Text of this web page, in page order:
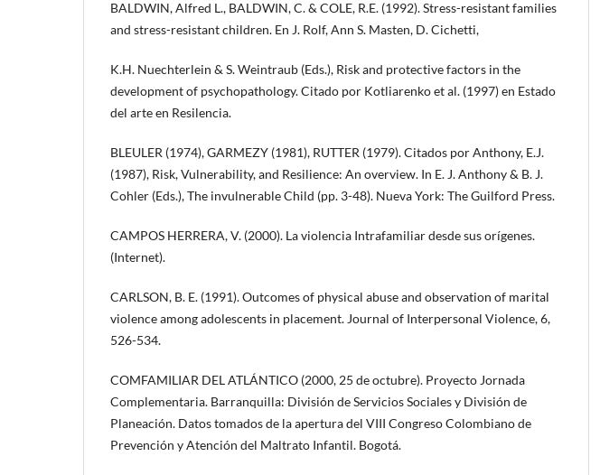
BALDWIN, Alfred L., BALDWIN, C. & COLE, R.E. (1992). Stress-resistant families
and stress-resistant children. En J. Rolf, Ann S. Masten, D. Cichetti,
K.H. Nuechterlein & S. Weintraub (Eds.), Risk and protective factors in the
development of psychopathology. Citado por Kotliarenko et al. (1997) en Estado
del arte en Resilencia.
BLEULER (1974), GARMEZY (1981), RUTTER (1979). Citados por Anthony, E.J.
(1987), Risk, Vulnerability, and Resilience: An overview. In E. J. Anthony & B. J.
Cohler (Eds.), The invulnerable Child (pp. 3-48). Nueva York: The Guilford Press.
CAMPOS HERRERA, V. (2000). La violencia Intrafamiliar desde sus orígenes.
(Internet).
CARLSON, B. E. (1991). Outcomes of physical abuse and observation of marital
violence among adolescents in placement. Journal of Interpersonal Violence, 6,
526-534.
COMFAMILIAR DEL ATLÁNTICO (2000, 25 de octubre). Proyecto Jornada
Complementaria. Barranquilla: División de Servicios Sociales y División de
Planeación. Datos tomados de la apertura del VIII Congreso Colombiano de
Prevención y Atención del Maltrato Infantil. Bogotá.